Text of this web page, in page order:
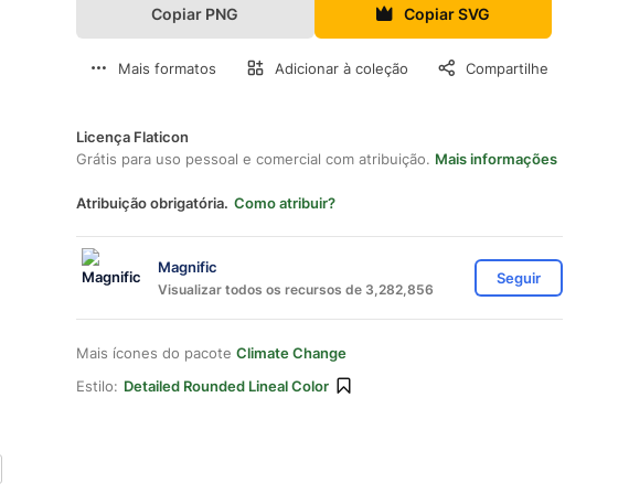
Copiar PNG Copiar SVG
Mais formatos Adicionar à coleção Compartilhe
Licença Flaticon
Grátis para uso pessoal e comercial com atribuição. Mais informações
Atribuição obrigatória. Como atribuir?
Magnific
Visualizar todos os recursos de 3,282,856
Seguir
Mais ícones do pacote Climate Change
Estilo: Detailed Rounded Lineal Color